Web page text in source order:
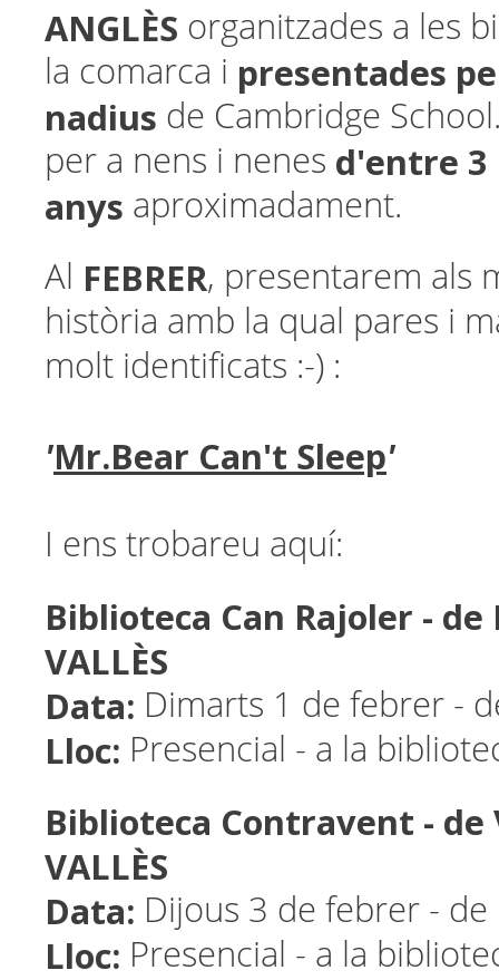
ANGLÈS organitzades a les
la comarca i presentades
nadius de Cambridge
per a nens i nenes d'entre 3
anys aproximadament.
Al FEBRER, presentarem als
història amb la qual pares i
molt identificats :-) :
'Mr.Bear Can't Sleep'
I ens trobareu aquí:
Biblioteca Can Rajoler - de
VALLÈS
Data: Dimarts 1 de febrer -
Lloc: Presencial - a la
Biblioteca Contravent - de
VALLÈS
Data: Dijous 3 de febrer -
Lloc: Presencial - a la